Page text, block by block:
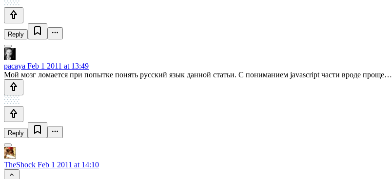
Reply
pacaya Feb 1 2011 at 13:49
Мой мозг ломается при попытке понять русский язык данной статьи. С пониманием javascript части вроде проще…
Reply
TheShock Feb 1 2011 at 14:10